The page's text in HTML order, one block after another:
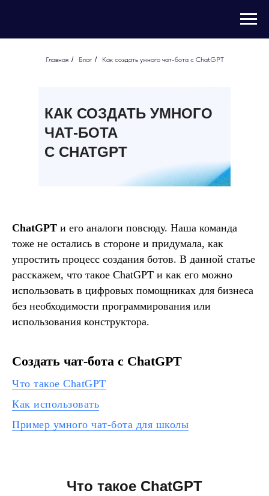
Главная / Блог / Как создать умного чат-бота с ChatGPT
КАК СОЗДАТЬ УМНОГО
ЧАТ-БОТА
С CHATGPT
ChatGPT и его аналоги повсюду. Наша команда
тоже не остались в стороне и придумала, как
упростить процесс создания ботов. В данной статье
расскажем, что такое ChatGPT и как его можно
использовать в цифровых помощниках для бизнеса
без необходимости программирования или
использования конструктора.
Создать чат-бота с ChatGPT
Что такое ChatGPT
Как использовать
Пример умного чат-бота для школы
Что такое ChatGPT